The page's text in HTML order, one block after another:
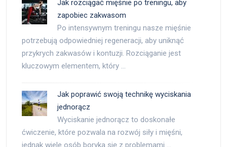
Jak rozciągać mięśnie po treningu, aby
zapobiec zakwasom
Po intensywnym treningu nasze mięśnie
potrzebują odpowiedniej regeneracji, aby uniknąć
przykrych zakwasów i kontuzji. Rozciąganie jest
kluczowym elementem, który …
Jak poprawić swoją technikę wyciskania
jednorącz
Wyciskanie jednorącz to doskonałe
ćwiczenie, które pozwala na rozwój siły i mięśni,
jednak wiele osób boryka się z problemami …